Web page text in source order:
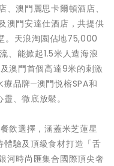
澳門麗思卡爾頓酒店、
澳門安達仕酒店，共提供
。天浪淘園佔地75,000
、能掀起1.5米人造海浪
澳門首個高達9米的刺激
品牌─澳門悦榕SPA和
、徹底放鬆。
飲選擇，涵蓋米芝蓮星
驗及頂級食材打造「舌
河時尚匯集合國際頂尖奢